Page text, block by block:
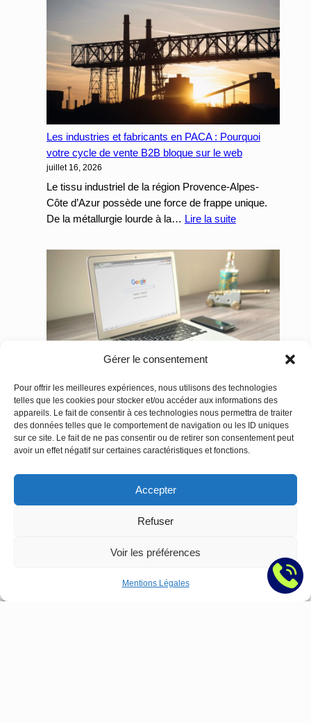
Gérer le consentement
Pour offrir les meilleures expériences, nous utilisons des technologies
telles que les cookies pour stocker et/ou accéder aux informations des
appareils. Le fait de consentir à ces technologies nous permettra de traiter
des données telles que le comportement de navigation ou les ID uniques
sur ce site. Le fait de ne pas consentir ou de retirer son consentement peut
avoir un effet négatif sur certaines caractéristiques et fonctions.
Accepter
Refuser
Voir les préférences
Mentions Légales
en
:
Comment
structurer
votre
SEO
pour
capter
actes
spécialisés
et
urgences
24/7
Les industries et fabricants en PACA : Pourquoi
votre cycle de vente B2B bloque sur le web
juillet 16, 2026
Le tissu industriel de la région Provence-Alpes-
Côte d’Azur possède une force de frappe unique.
De la métallurgie lourde à la… Lire la suite:
industries
et
fabricants
en
PACA
:
de
vente
B2B
bloque
le
Marketing Digital à Toulon : Le Guide Complet
SEO, SEA, Site Web & Réseaux Sociaux | Telo
juillet 15, 2026
À Toulon comme dans tout le Var, la visibilité en
Lire la suite:
Marketing
Digital
Guide